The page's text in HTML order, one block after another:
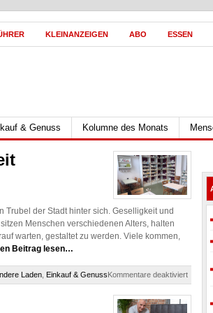
KLEINANZEIGEN ABO ESSEN
& Genuss Kolumne des Monats
Trubel der Stadt hinter sich. Geselligkeit und
Menschen verschiedenen Alters, halten
warten, gestaltet zu werden. Viele kommen,
Beitrag lesen…
Laden Einkauf & GenussKommentare deaktiviertfür
Der